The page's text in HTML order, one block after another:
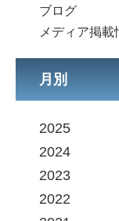
ブログ
メディア掲載
月別
2025
2024
2023
2022